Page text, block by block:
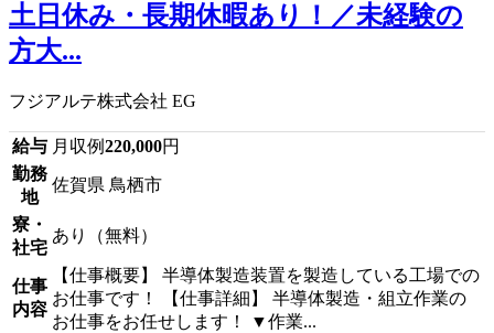
土日休み・長期休暇あり！／未経験の
方大...
フジアルテ株式会社 EG
給与 月収例220,000円
勤務
地
佐賀県 鳥栖市
寮・
社宅
あり（無料）
仕事
内容
【仕事概要】 半導体製造装置を製造している工場での
お仕事です！ 【仕事詳細】 半導体製造・組立作業の
お仕事をお任せします！ ▼作業...